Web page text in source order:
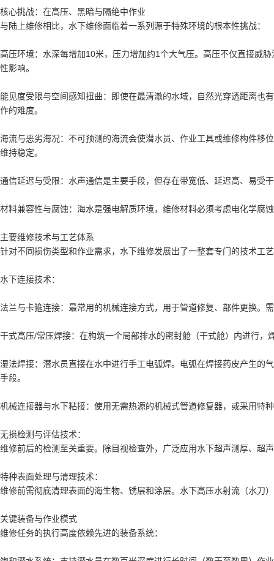
核心挑战：在高压、黑暗与隔绝中作业
与陆上维修相比，水下维修面临着一系列源于特殊环境的根本性挑战：
高压环境：水深每增加10米，压力增加约1个大气压。高压不仅直接威
性影响。
能见度受限与空间感知扭曲：即使在最清澈的水域，自然光穿透距离也
作的难度。
海流与恶劣海况：不可预测的海流会使潜水员、作业工具或维修构件移
维持稳定。
通信延迟与受限：水声通信是主要手段，但存在带宽低、延迟高、易受
材料兼容性与腐蚀：海水是强电解质环境，维修材料必须考虑电化学腐
主要维修技术与工艺体系
针对不同损伤类型和作业需求，水下维修发展出了一整套专门的技术工
水下连接技术：
法兰与卡箍连接：最常用的机械连接方式，用于管道修复、部件更换。
干式高压/常压焊接：在构筑一个局部排水的密封舱（干式舱）内进行
湿法焊接：潜水员直接在水中进行手工电弧焊。电弧在焊接药皮产生的
手段。
机械连接器与水下粘接：使用无需热源的机械式管道修复器，或采用特
无损检测与评估技术：
维修前后的检测至关重要。除目视检查外，广泛应用水下超声测厚、超
特种表面处理与清理技术：
维修前需彻底清理表面的海生物、锈层和涂层。水下高压水射流（水刀
关键装备与作业模式
维修任务的执行高度依赖先进的装备系统：